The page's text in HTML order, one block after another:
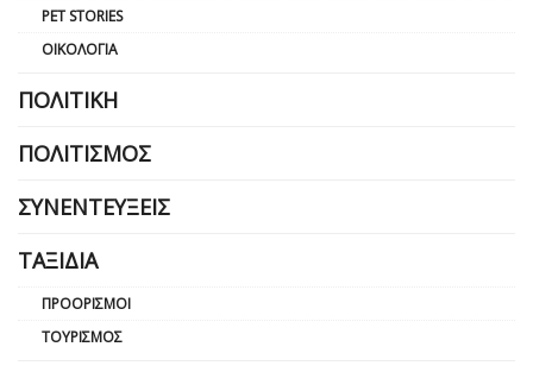
PET STORIES
ΟΙΚΟΛΟΓΊΑ
ΠΟΛΙΤΙΚΉ
ΠΟΛΙΤΙΣΜΌΣ
ΣΥΝΕΝΤΕΎΞΕΙΣ
ΤΑΞΊΔΙΑ
ΠΡΟΟΡΙΣΜΟΊ
ΤΟΥΡΙΣΜΌΣ